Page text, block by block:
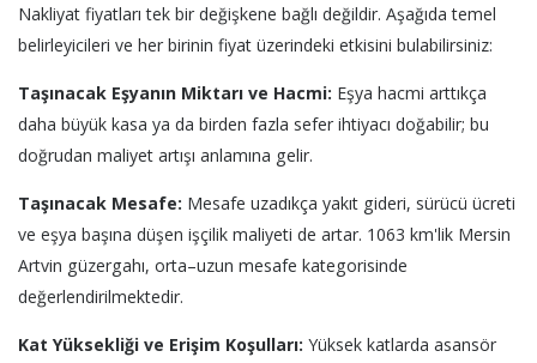
Nakliyat fiyatları tek bir değişkene bağlı değildir. Aşağıda temel
belirleyicileri ve her birinin fiyat üzerindeki etkisini bulabilirsiniz:
Taşınacak Eşyanın Miktarı ve Hacmi: Eşya hacmi arttıkça
daha büyük kasa ya da birden fazla sefer ihtiyacı doğabilir; bu
doğrudan maliyet artışı anlamına gelir.
Taşınacak Mesafe: Mesafe uzadıkça yakıt gideri, sürücü ücreti
ve eşya başına düşen işçilik maliyeti de artar. 1063 km'lik Mersin
Artvin güzergahı, orta–uzun mesafe kategorisinde
değerlendirilmektedir.
Kat Yüksekliği ve Erişim Koşulları: Yüksek katlarda asansör